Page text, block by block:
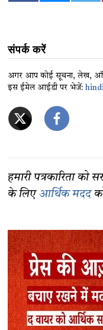
संपर्क करें
अगर आप कोई सूचना, लेख,
इस ईमेल आईडी पर भेजें:
हमारी पत्रकारिता
के लिए आर्थिक मदद